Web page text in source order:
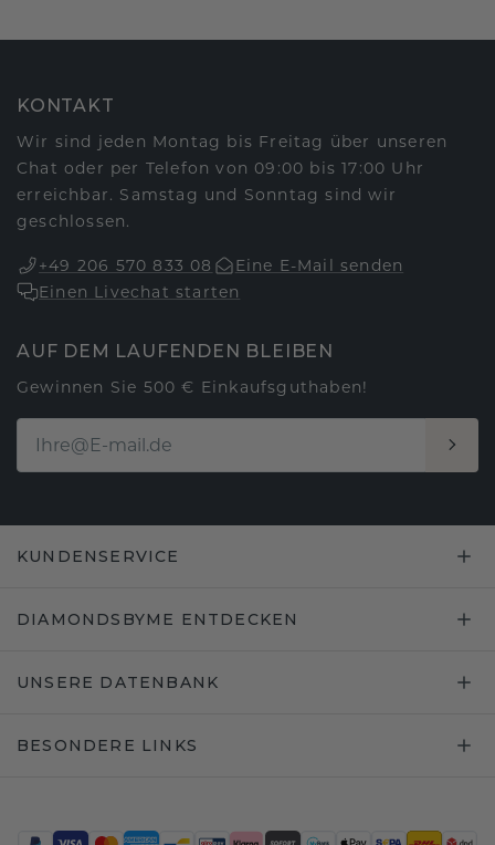
KONTAKT
Wir sind jeden Montag bis Freitag über unseren
Chat oder per Telefon von 09:00 bis 17:00 Uhr
erreichbar. Samstag und Sonntag sind wir
geschlossen.
+49 206 570 833 08
Eine E-Mail senden
Einen Livechat starten
AUF DEM LAUFENDEN BLEIBEN
Gewinnen Sie 500 € Einkaufsguthaben!
KUNDENSERVICE
DIAMONDSBYME ENTDECKEN
UNSERE DATENBANK
BESONDERE LINKS